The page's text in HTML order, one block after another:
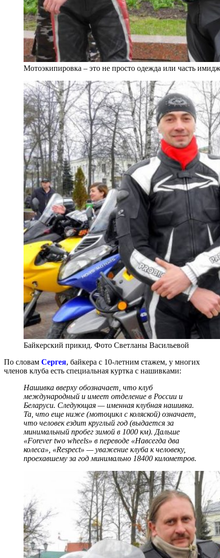
Мотоэкипировка – это не просто одежда или часть
Байкерский прикид. Фото Светланы Васильевой
По словам Сергея, байкера с 10-летним стажем, у многих
членов клуба есть специальная куртка с нашивками:
Нашивка вверху обозначает, что клуб
международный и имеет отделение в России и
Беларуси. Следующая — именная клубная нашивка.
Та, что еще ниже (мотоцикл с коляской) означает,
что человек ездит круглый год (выдается за
минимальный пробег зимой в 1000 км). Дальше
«Forever two wheels» в переводе «Навсегда два
колеса», «Respect» — уважение клуба к человеку,
проехавшему за год минимально 18400 километров.